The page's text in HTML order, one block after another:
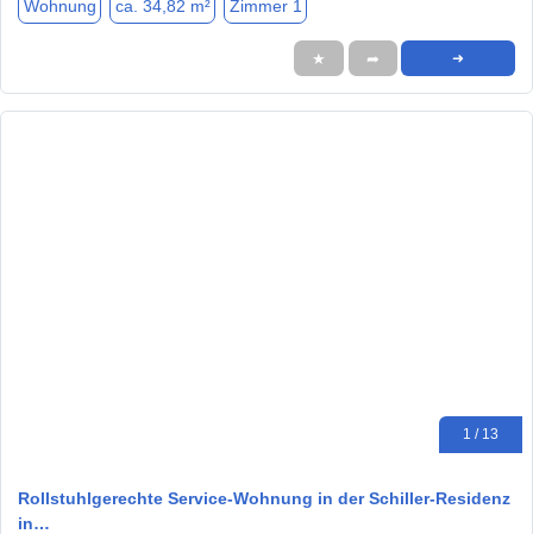
Wohnung ca. 34,82 m² Zimmer 1
★ ➦ ➜
1 / 13
Rollstuhlgerechte Service-Wohnung in der Schiller-Residenz
in…